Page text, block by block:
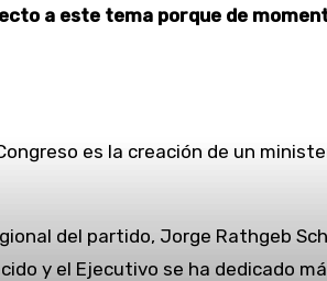
a este tema porque de
es la creación de un
del partido, Jorge Rathgeb
y el Ejecutivo se ha dedicado